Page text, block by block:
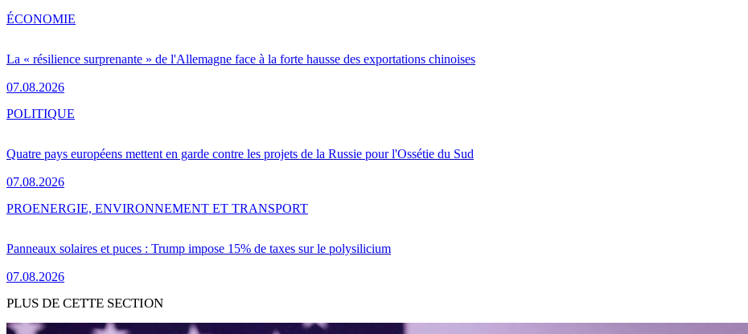
La « résilience surprenante » de l'Allemagne face à la forte hausse des exportations chinoises
07.08.2026
ÉCONOMIE
Quatre pays européens mettent en garde contre les projets de la Russie pour l'Ossétie du Sud
07.08.2026
POLITIQUE
Panneaux solaires et puces : Trump impose 15% de taxes sur le polysilicium
07.08.2026
PROENERGIE, ENVIRONNEMENT ET TRANSPORT
PLUS DE CETTE SECTION